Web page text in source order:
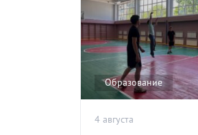
Образование
4 августа